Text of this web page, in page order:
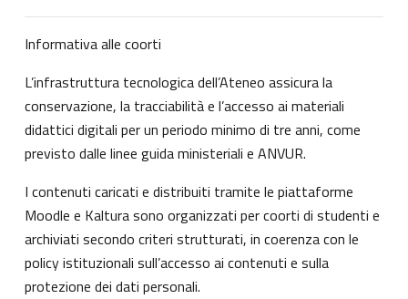
Informativa alle coorti
L’infrastruttura tecnologica dell’Ateneo assicura la
conservazione, la tracciabilità e l’accesso ai materiali
didattici digitali per un periodo minimo di tre anni, come
previsto dalle linee guida ministeriali e ANVUR.
I contenuti caricati e distribuiti tramite le piattaforme
Moodle e Kaltura sono organizzati per coorti di studenti e
archiviati secondo criteri strutturati, in coerenza con le
policy istituzionali sull’accesso ai contenuti e sulla
protezione dei dati personali.